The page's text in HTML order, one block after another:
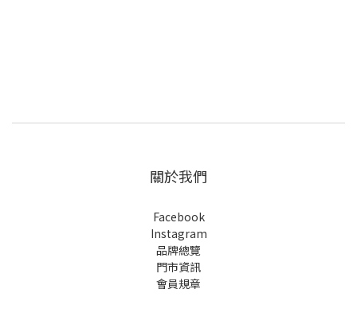
關於我們
Facebook
Instagram
品牌總覽
門市資訊
會員規章